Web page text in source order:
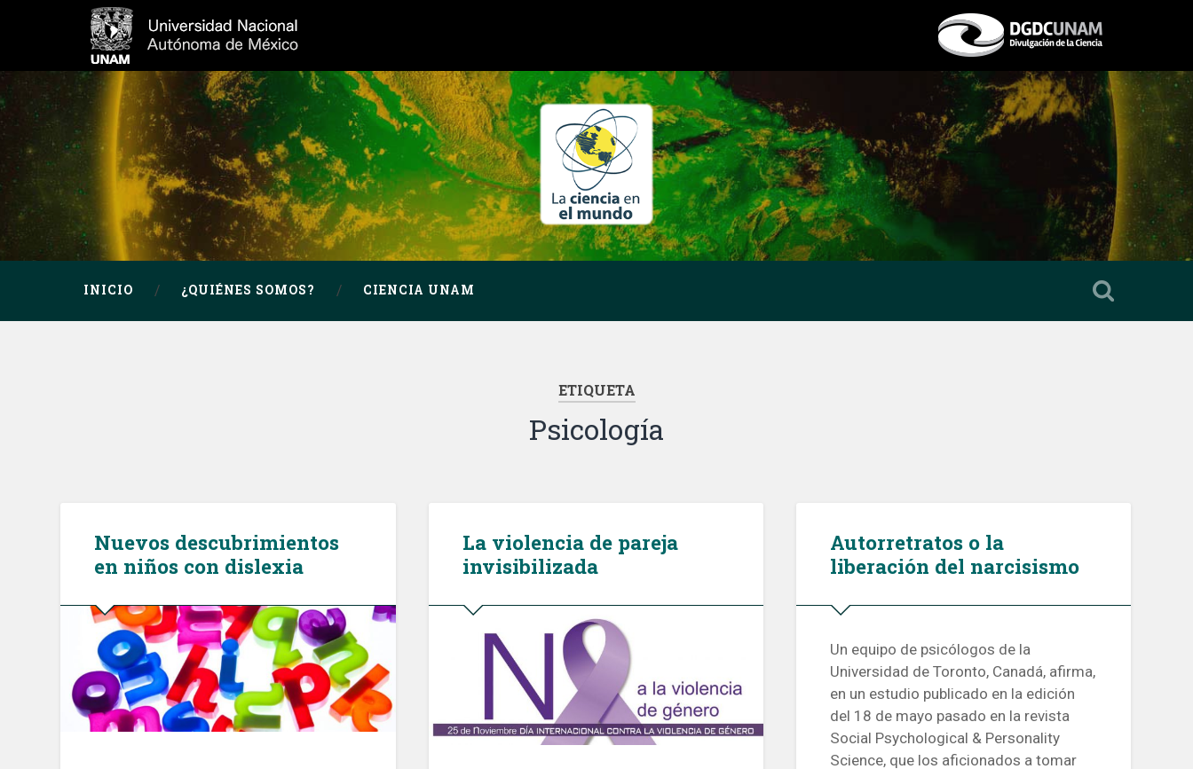
INICIO ¿QUIÉNES SOMOS? CIENCIA UNAM
ETIQUETA
Psicología
Nuevos descubrimientos
en niños con dislexia
La violencia de pareja
invisibilizada
Autorretratos o la
liberación del narcisismo
Un equipo de psicólogos de la
Universidad de Toronto, Canadá, afirma,
en un estudio publicado en la edición
del 18 de mayo pasado en la revista
Social Psychological & Personality
Science, que los aficionados a tomar